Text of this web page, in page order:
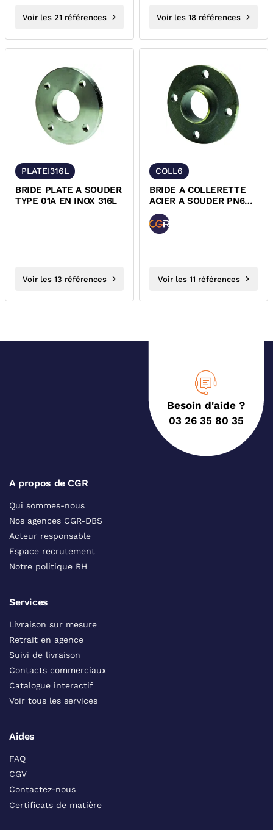
Voir les 21 références Voir les 18 références
PLATEI316L
BRIDE PLATE A SOUDER
TYPE 01A EN INOX 316L
Voir les 13 références
COLL6
BRIDE A COLLERETTE
ACIER A SOUDER PN6
EN1092-1
Voir les 11 références
Besoin d'aide ?
03 26 35 80 35
A propos de CGR
Qui sommes-nous
Nos agences CGR-DBS
Acteur responsable
Espace recrutement
Notre politique RH
Services
Livraison sur mesure
Retrait en agence
Suivi de livraison
Contacts commerciaux
Catalogue interactif
Voir tous les services
Aides
FAQ
CGV
Contactez-nous
Certificats de matière